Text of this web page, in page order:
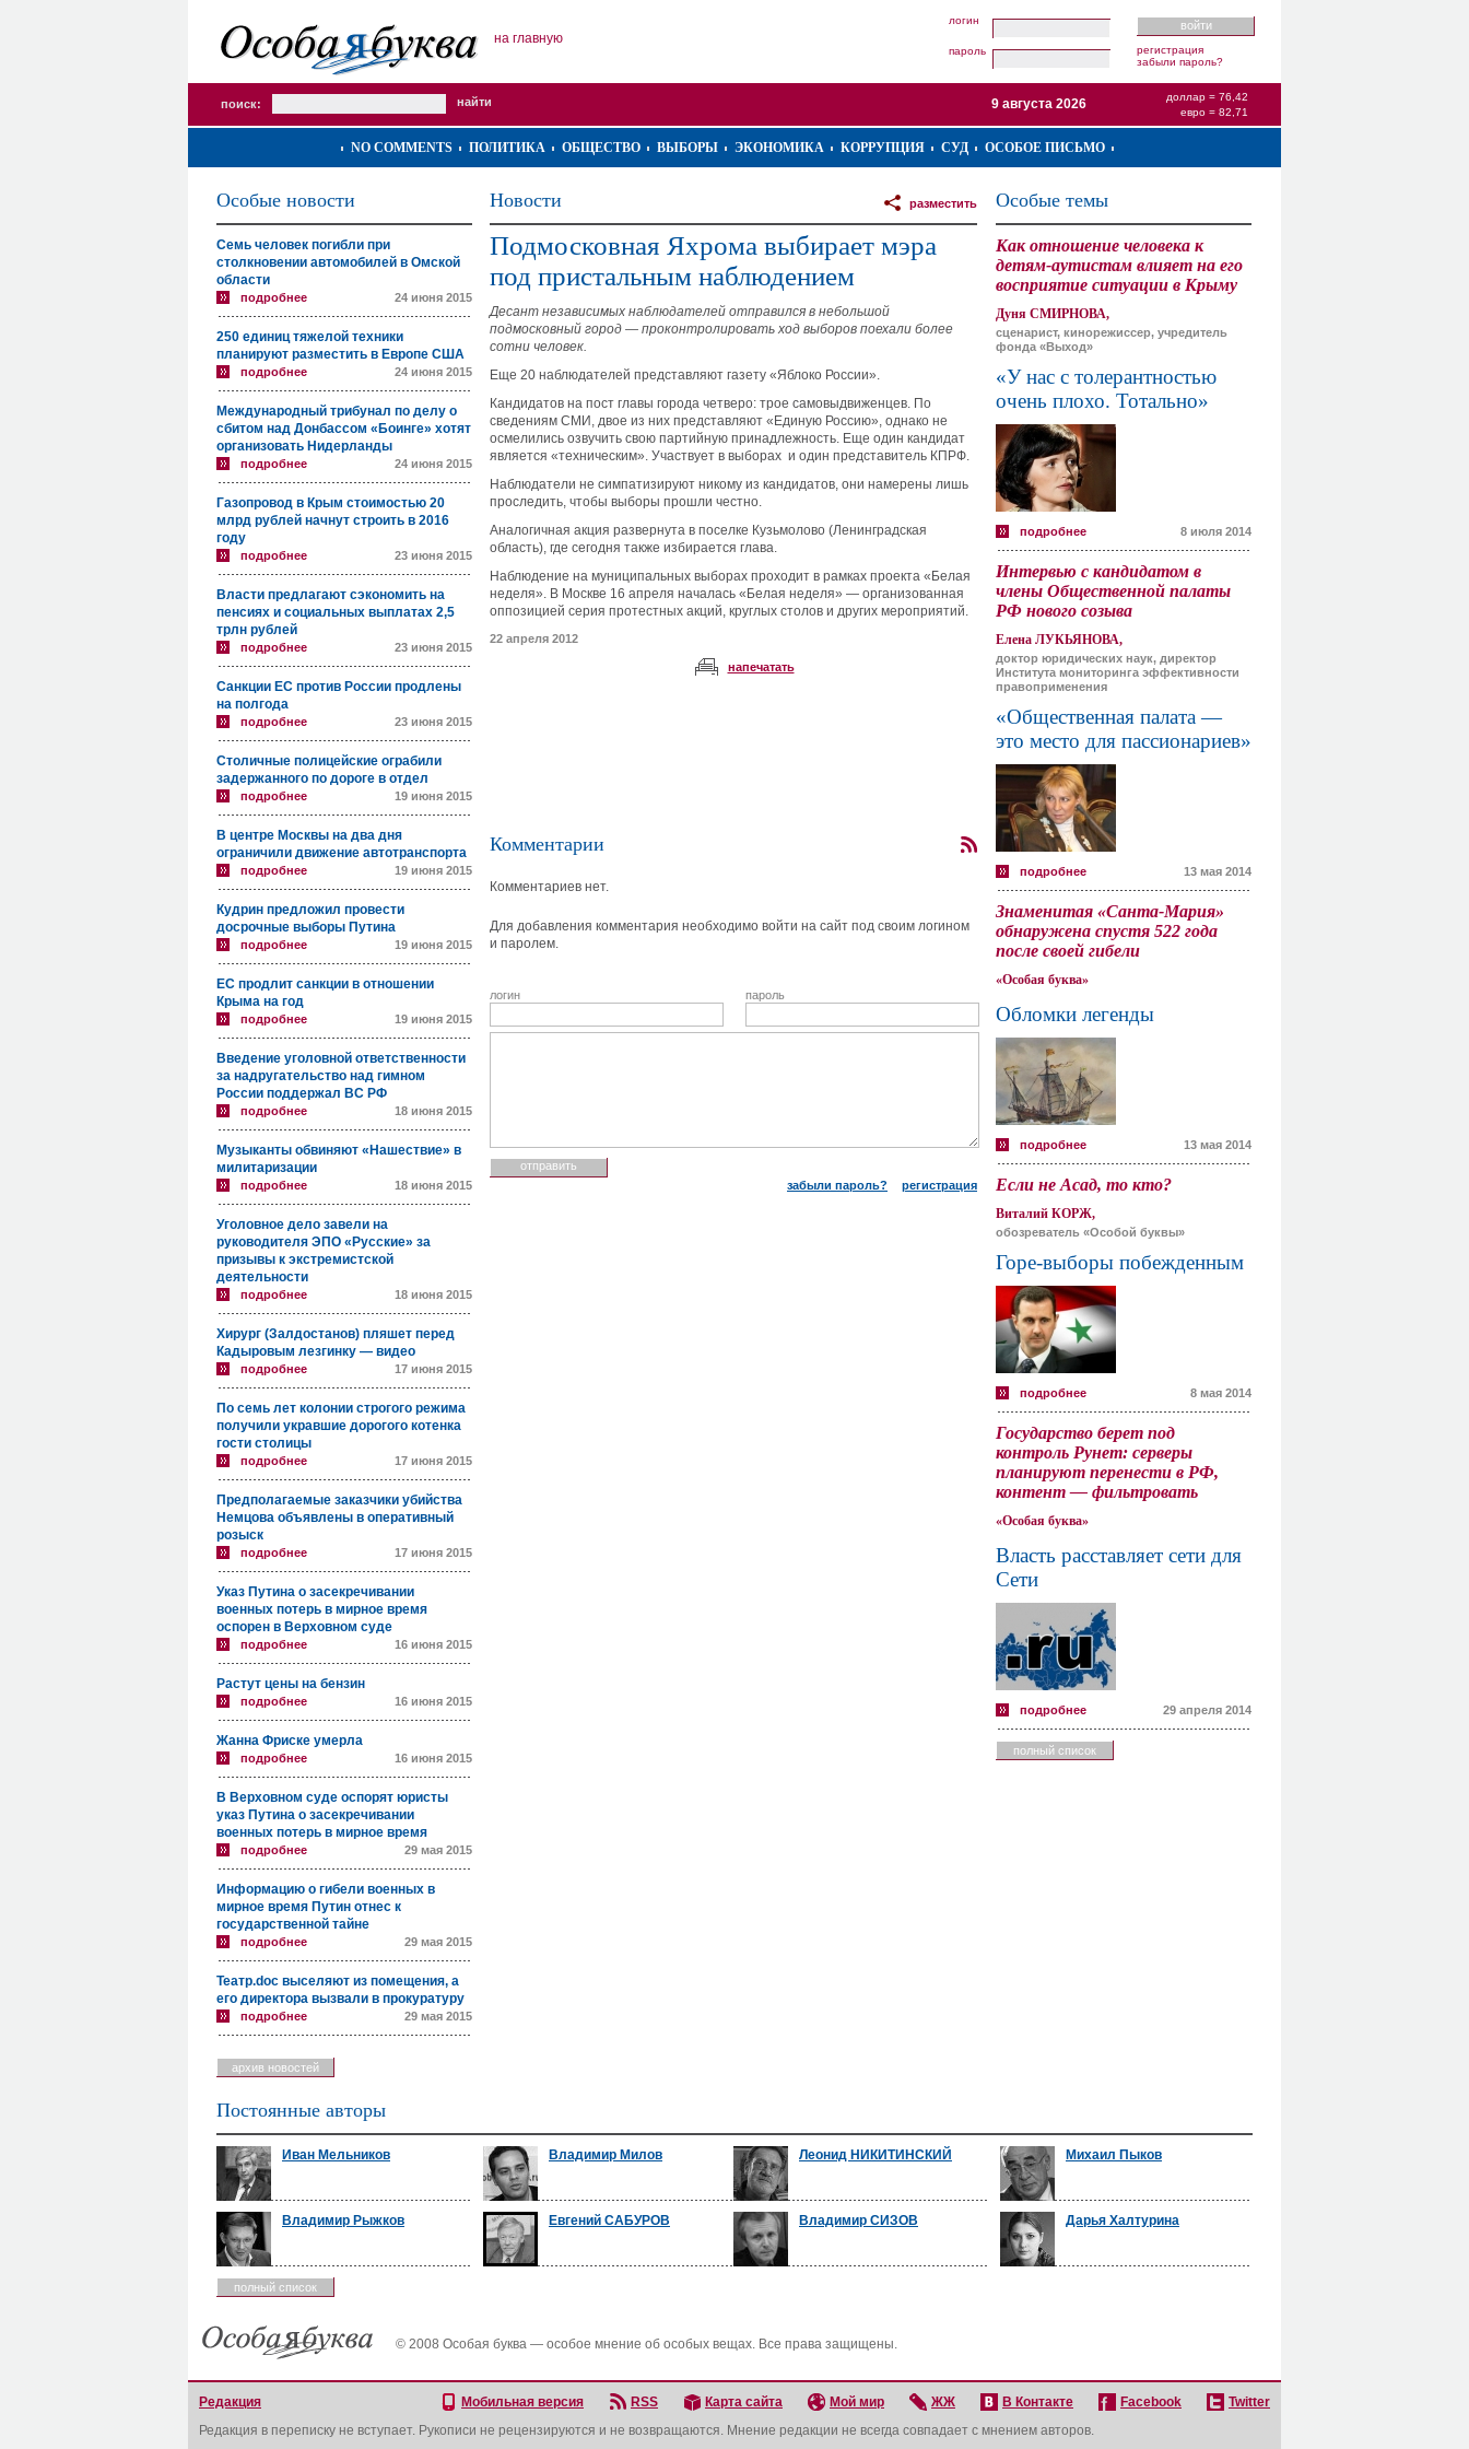
на главную
логин
пароль
регистрация
забыли пароль?
поиск:
доллар = 76,42
евро = 82,71
9 августа 2026
NO COMMENTS ПОЛИТИКА ОБЩЕСТВО ВЫБОРЫ ЭКОНОМИКА КОРРУПЦИЯ СУД ОСОБОЕ ПИСЬМО
Особые новости
Семь человек погибли при
столкновении автомобилей в Омской
области
подробнее 24 июня 2015
250 единиц тяжелой техники
планируют разместить в Европе США
подробнее 24 июня 2015
Международный трибунал по делу о
сбитом над Донбассом «Боинге» хотят
организовать Нидерланды
подробнее 24 июня 2015
Газопровод в Крым стоимостью 20
млрд рублей начнут строить в 2016
году
подробнее 23 июня 2015
Власти предлагают сэкономить на
пенсиях и социальных выплатах 2,5
трлн рублей
подробнее 23 июня 2015
Санкции ЕС против России продлены
на полгода
подробнее 23 июня 2015
Столичные полицейские ограбили
задержанного по дороге в отдел
подробнее 19 июня 2015
В центре Москвы на два дня
ограничили движение автотранспорта
подробнее 19 июня 2015
Кудрин предложил провести
досрочные выборы Путина
подробнее 19 июня 2015
ЕС продлит санкции в отношении
Крыма на год
подробнее 19 июня 2015
Введение уголовной ответственности
за надругательство над гимном
России поддержал ВС РФ
подробнее 18 июня 2015
Музыканты обвиняют «Нашествие» в
милитаризации
подробнее 18 июня 2015
Уголовное дело завели на
руководителя ЭПО «Русские» за
призывы к экстремистской
деятельности
подробнее 18 июня 2015
Хирург (Залдостанов) пляшет перед
Кадыровым лезгинку — видео
подробнее 17 июня 2015
По семь лет колонии строгого режима
получили укравшие дорогого котенка
гости столицы
подробнее 17 июня 2015
Предполагаемые заказчики убийства
Немцова объявлены в оперативный
розыск
подробнее 17 июня 2015
Указ Путина о засекречивании
военных потерь в мирное время
оспорен в Верховном суде
подробнее 16 июня 2015
Растут цены на бензин
подробнее 16 июня 2015
Жанна Фриске умерла
подробнее 16 июня 2015
В Верховном суде оспорят юристы
указ Путина о засекречивании
военных потерь в мирное время
подробнее 29 мая 2015
Информацию о гибели военных в
мирное время Путин отнес к
государственной тайне
подробнее 29 мая 2015
Театр.doc выселяют из помещения, а
его директора вызвали в прокуратуру
подробнее 29 мая 2015
архив новостей
Новости разместить
Подмосковная Яхрома выбирает мэра
под пристальным наблюдением
Десант независимых наблюдателей отправился в небольшой
подмосковный город — проконтролировать ход выборов поехали более
сотни человек.
Еще 20 наблюдателей представляют газету «Яблоко России».
Кандидатов на пост главы города четверо: трое самовыдвиженцев. По
сведениям СМИ, двое из них представляют «Единую Россию», однако не
осмелились озвучить свою партийную принадлежность. Еще один кандидат
является «техническим». Участвует в выборах и один представитель КПРФ.
Наблюдатели не симпатизируют никому из кандидатов, они намерены лишь
проследить, чтобы выборы прошли честно.
Аналогичная акция развернута в поселке Кузьмолово (Ленинградская
область), где сегодня также избирается глава.
Наблюдение на муниципальных выборах проходит в рамках проекта «Белая
неделя». В Москве 16 апреля началась «Белая неделя» — организованная
оппозицией серия протестных акций, круглых столов и других мероприятий.
22 апреля 2012
напечатать
Комментарии
Комментариев нет.
Для добавления комментария необходимо войти на сайт под своим логином
и паролем.
логин пароль
забыли пароль? регистрация
Особые темы
Как отношение человека к
детям-аутистам влияет на его
восприятие ситуации в Крыму
Дуня СМИРНОВА,
сценарист, кинорежиссер, учредитель
фонда «Выход»
«У нас с толерантностью
очень плохо. Тотально»
подробнее 8 июля 2014
Интервью с кандидатом в
члены Общественной палаты
РФ нового созыва
Елена ЛУКЬЯНОВА,
доктор юридических наук, директор
Института мониторинга эффективности
правоприменения
«Общественная палата —
это место для пассионариев»
подробнее 13 мая 2014
Знаменитая «Санта-Мария»
обнаружена спустя 522 года
после своей гибели
«Особая буква»
Обломки легенды
подробнее 13 мая 2014
Если не Асад, то кто?
Виталий КОРЖ,
обозреватель «Особой буквы»
Горе-выборы побежденным
подробнее 8 мая 2014
Государство берет под
контроль Рунет: серверы
планируют перенести в РФ,
контент — фильтровать
«Особая буква»
Власть расставляет сети для
Сети
подробнее 29 апреля 2014
полный список
Постоянные авторы
Иван Мельников Владимир Милов Леонид НИКИТИНСКИЙ Михаил Пыков
Владимир Рыжков Евгений САБУРОВ Владимир СИЗОВ Дарья Халтурина
полный список
© 2008 Особая буква — особое мнение об особых вещах. Все права защищены.
Редакция Мобильная версия RSS Карта сайта Мой мир ЖЖ В Контакте Facebook
Twitter
Редакция в переписку не вступает. Рукописи не рецензируются и не возвращаются. Мнение редакции не всегда совпадает с мнением авторов.